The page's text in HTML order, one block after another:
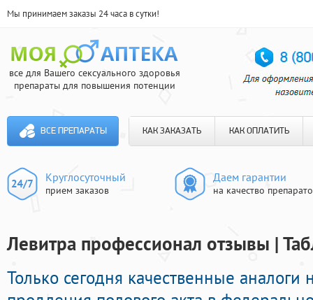
Мы принимаем заказы 24 часа в сутки!
все для Вашего сексуального здоровья
препараты для повышения потенции
ВСЕ ПРЕПАРАТЫ КАК ЗАКАЗАТЬ КАК ОПЛАТИТЬ
Круглосуточный
прием заказов
Даем гарантии
на качество
Левитра профессионал отзывы |
Только сегодня качественные